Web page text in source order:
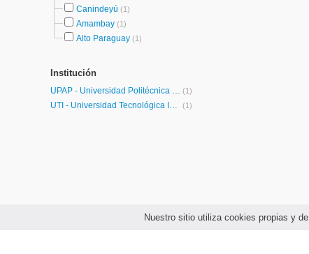
Nuestro sitio utiliza cookies propias y
Canindeyú (1)
Amambay (1)
Alto Paraguay (1)
Institución
UPAP - Universidad Politécnica y Artística del Paraguay (1)
UTI - Universidad Tecnológica Intercontinental (1)